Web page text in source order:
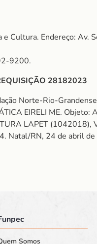
Cultura. Endereço:
9200.
28182023
Norte-Rio-
EIRELI ME.
LAPET
Natal/RN, 24 de abril
Somos